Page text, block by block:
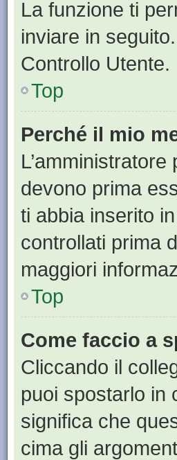
La funzione ti
inviare in
Controllo Utente.
Top
Perché il mio
devono prima
ti abbia inserito
controllati prima
maggiori
Top
Come faccio a
Cliccando il
puoi spostarlo in
significa che
cima gli